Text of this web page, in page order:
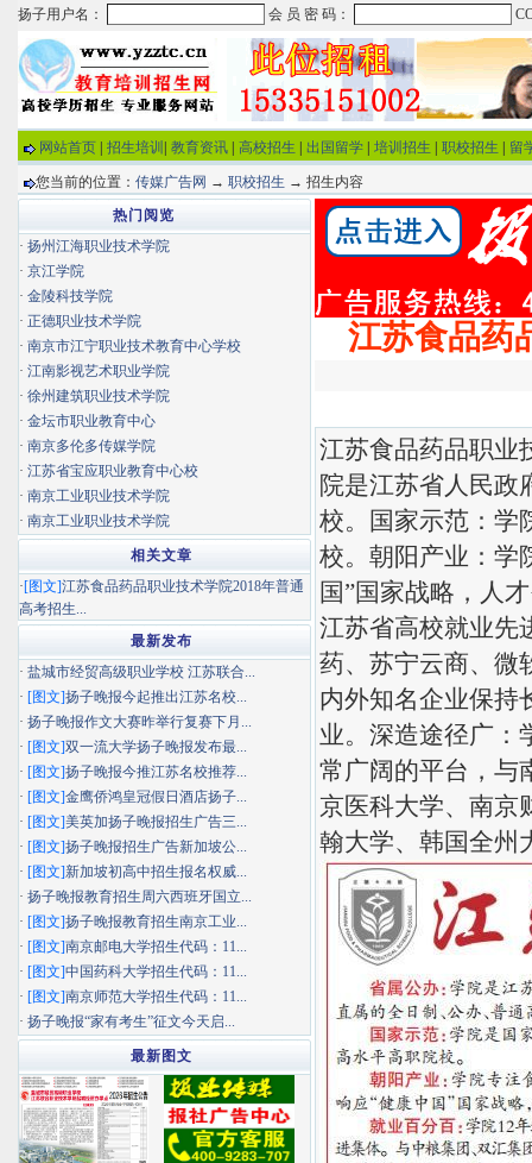
网站首页 招生培训 教育资讯 高校招生 出国留学 培训招生 职校招生 留
您当前的位置： 传媒广告网 → 职校招生 → 招生内容
江苏食品药
江苏食品药品职业
院是江苏省人民政
校。国家示范：学
校。朝阳产业：学
国”国家战略，人
江苏省高校就业先
药、苏宁云商、微
内外知名企业保持
业。深造途径广：
常广阔的平台，与
京医科大学、南京
翰大学、韩国全州
热门阅览
· 扬州江海职业技术学院
· 京江学院
· 金陵科技学院
· 正德职业技术学院
· 南京市江宁职业技术教育中心学校
· 江南影视艺术职业学院
· 徐州建筑职业技术学院
· 金坛市职业教育中心
· 南京多伦多传媒学院
· 江苏省宝应职业教育中心校
· 南京工业职业技术学院
· 南京工业职业技术学院
相关文章
·[图文]江苏食品药品职业技术学院2018年普通
高考招生...
最新发布
· 盐城市经贸高级职业学校 江苏联合...
· [图文]扬子晚报今起推出江苏名校...
· 扬子晚报作文大赛昨举行复赛下月...
· [图文]双一流大学扬子晚报发布最...
· [图文]扬子晚报今推江苏名校推荐...
· [图文]金鹰侨鸿皇冠假日酒店扬子...
· [图文]美英加扬子晚报招生广告三...
· [图文]扬子晚报招生广告新加坡公...
· [图文]新加坡初高中招生报名权威...
· 扬子晚报教育招生周六西班牙国立...
· [图文]扬子晚报教育招生南京工业...
· [图文]南京邮电大学招生代码：11...
· [图文]中国药科大学招生代码：11...
· [图文]南京师范大学招生代码：11...
· 扬子晚报“家有考生”征文今天启...
最新图文